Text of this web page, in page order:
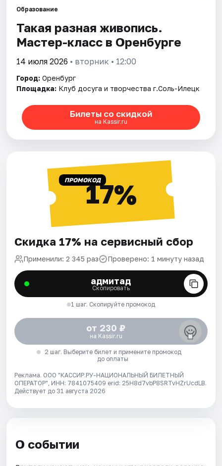
Города
Площадки
Рейтинги
Образование
Такая разная живопись.
Мастер-класс в Оренбурге
14 июля 2026 • вторник • 12:00
Город: Оренбург
Площадка: Клуб досуга и творчества г.Соль-Илецк
Билеты со скидкой
на Kassir.ru
ПРОМОКОД17%
Скидка 17% на сервисный сбор
Применили: 2 345 раз Проверено: 1 минуту назад
адмитад
Скопировать
1 шаг. Скопируйте промокод
от 230 ₽
на Kassir.ru
2 шаг. Выберите билет и примените промокод
до оплаты
Реклама. ООО "КАССИР.РУ-НАЦИОНАЛЬНЫЙ БИЛЕТНЫЙ
ОПЕРАТОР", ИНН: 7841075409 erid: 25H8d7vbP8SRTvHZrUcdLB.
Действует до 31 августа 2026
О событии